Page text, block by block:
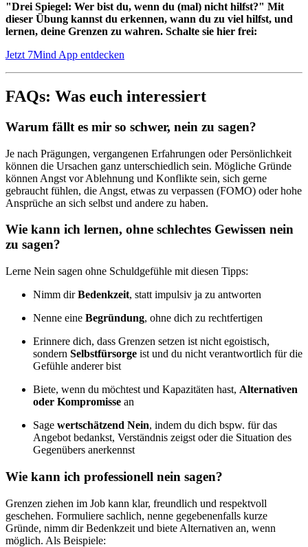
"Drei Spiegel: Wer bist du, wenn du (mal) nicht hilfst?" Mit
dieser Übung kannst du erkennen, wann du zu viel hilfst, und
lernen, deine Grenzen zu wahren. Schalte sie hier frei:
Jetzt 7Mind App entdecken
FAQs: Was euch interessiert
Warum fällt es mir so schwer, nein zu sagen?
Je nach Prägungen, vergangenen Erfahrungen oder Persönlichkeit
können die Ursachen ganz unterschiedlich sein. Mögliche Gründe
können Angst vor Ablehnung und Konflikte sein, sich gerne
gebraucht fühlen, die Angst, etwas zu verpassen (FOMO) oder hohe
Ansprüche an sich selbst und andere zu haben.
Wie kann ich lernen, ohne schlechtes Gewissen nein
zu sagen?
Lerne Nein sagen ohne Schuldgefühle mit diesen Tipps:
Nimm dirBedenkzeit, statt impulsiv ja zu antworten
Nenne eine Begründung, ohne dich zu rechtfertigen
Erinnere dich, dass Grenzen setzen ist nicht egoistisch,
sondern Selbstfürsorge ist und du nicht verantwortlich für die
Gefühle anderer bist
Biete, wenn du möchtest und Kapazitäten hast, Alternativen
oder Kompromisse an
Sage wertschätzend Nein, indem du dich bspw. für das
Angebot bedankst, Verständnis zeigst oder die Situation des
Gegenübers anerkennst
Wie kann ich professionell nein sagen?
Grenzen ziehen im Job kann klar, freundlich und respektvoll
geschehen. Formuliere sachlich, nenne gegebenenfalls kurze
Gründe, nimm dir Bedenkzeit und biete Alternativen an, wenn
möglich. Als Beispiele: